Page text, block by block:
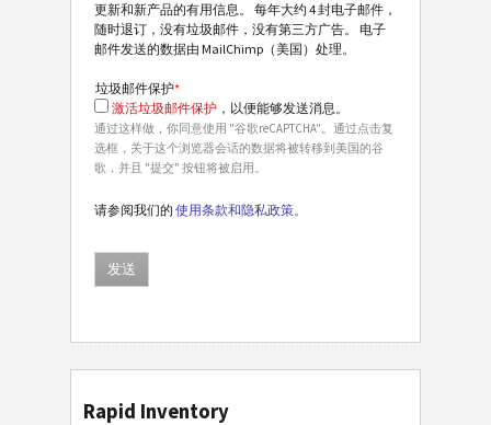
更新和新产品的有用信息。 每年大约 4 封电子邮件，
随时退订，没有垃圾邮件，没有第三方广告。 电子
邮件发送的数据由 MailChimp（美国）处理。
垃圾邮件保护*
激活垃圾邮件保护 ，以便能够发送消息。
通过这样做，你同意使用 "谷歌reCAPTCHA"。通过点击复
选框，关于这个浏览器会话的数据将被转移到美国的谷
歌，并且 "提交" 按钮将被启用。
请参阅我们的 使用条款和隐私政策。
Rapid Inventory